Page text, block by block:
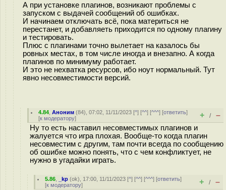
А при установке плагинов, возникают проблемы с
запуском с выдачей сообщений об ошибках.
И начинаем отключать всё, пока материться не
перестанет, и добавляеть приходится по одному плагину
и тестировать.
Плюс с плагинами точно вылетает на казалось бы
ровных местах, в том числе иногда и внезапно. А когда
плагинов по минимуму работает.
И это не нехватка ресурсов, ибо ноут нормальный. Тут
явно несовместимости версий.
4.84 ,Аноним (84), 07:02, 11/11/2023 [^] [^^] [^^^] [ответить]
[к модератору] + / –
Ну то есть наставил несовместимых плагинов и
жалуется что игра плохая. Вообще-то когда плагин
несовместим с другим, там почти всегда по сообщению
об ошибке можно понять, что с чем конфликтует, не
нужно в угадайки играть.
5.86 _kp (ok), 17:00, 11/11/2023 [^] [^^] [^^^] [ответить]
[к модератору] + / –